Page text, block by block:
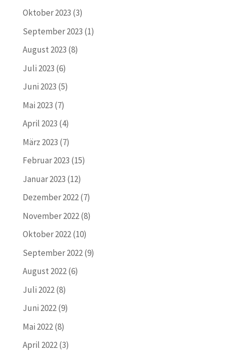
Oktober 2023 (3)
September 2023 (1)
August 2023 (8)
Juli 2023 (6)
Juni 2023 (5)
Mai 2023 (7)
April 2023 (4)
März 2023 (7)
Februar 2023 (15)
Januar 2023 (12)
Dezember 2022(7)
November 2022(8)
Oktober 2022(10)
September 2022(9)
August 2022(6)
Juli 2022(8)
Juni 2022(9)
Mai 2022(8)
April 2022(3)